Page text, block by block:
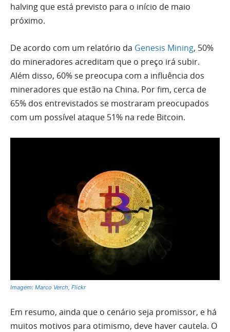
halving que está previsto para o início de maio
próximo.
De acordo com um relatório da Genesis Mining, 50%
do mineradores acreditam que o preço irá subir.
Além disso, 60% se preocupa com a influência dos
mineradores que estão na China. Por fim, cerca de
65% dos entrevistados se mostraram preocupados
com um possível ataque 51% na rede Bitcoin.
Imagem: Marco Verch, Flickr
Em resumo, ainda que o cenário seja promissor, e há
muitos motivos para otimismo, deve haver cautela. O